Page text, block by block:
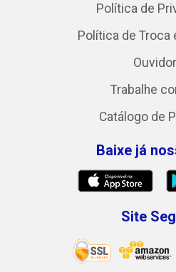
Política de
Política de Troca
Trabalhe
Catálogo de
Baixe já
Site